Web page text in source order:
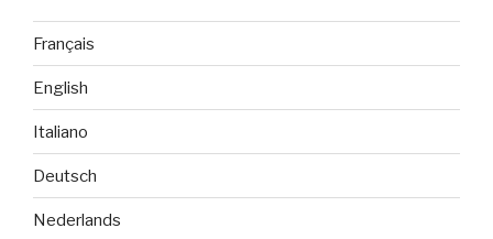
Français
English
Italiano
Deutsch
Nederlands